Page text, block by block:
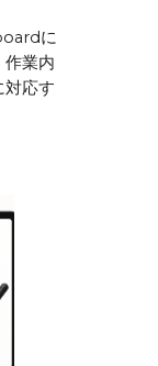
に
作業内
対応す